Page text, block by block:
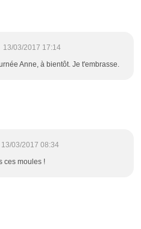
13/03/2017 17:14
Anne, à bientôt. Je t'embrasse.
13/03/2017 08:34
ces moules !